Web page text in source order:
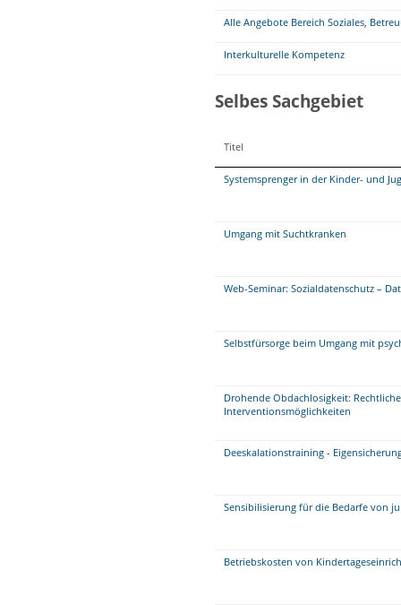
Alle Angebote Bereich Soziales,
Interkulturelle Kompetenz
Selbes Sachgebiet
Titel
Systemsprenger in der Kinder- und
Umgang mit Suchtkranken
Web-Seminar: Sozialdatenschutz –
Selbstfürsorge beim Umgang mit
Drohende Obdachlosigkeit:
Interventionsmöglichkeiten
Deeskalationstraining -
Sensibilisierung für die Bedarfe von
Betriebskosten von